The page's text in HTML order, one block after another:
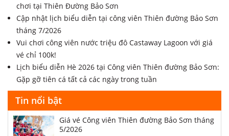
chơi tại Thiên Đường Bảo Sơn
Cập nhật lịch biểu diễn tại công viên Thiên đường Bảo Sơn
tháng 7/2026
Vui chơi công viên nước triệu đô Castaway Lagoon với giá
vé chỉ 100k!
Lịch biểu diễn Hè 2026 tại Công viên Thiên đường Bảo Sơn:
Gặp gỡ tiên cá tất cả các ngày trong tuần
Tin nổi bật
Giá vé Công viên Thiên đường Bảo Sơn tháng
5/2026